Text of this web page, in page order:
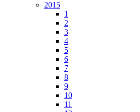
2015
1
2
3
4
5
6
7
8
9
10
11